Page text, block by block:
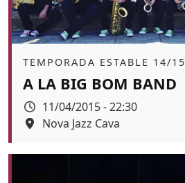
Àmbit
TEMPORADA ESTABLE 14/15
A LA BIG BOM BAND
Data
11/04/2015 - 22:30
Espai
Nova Jazz Cava